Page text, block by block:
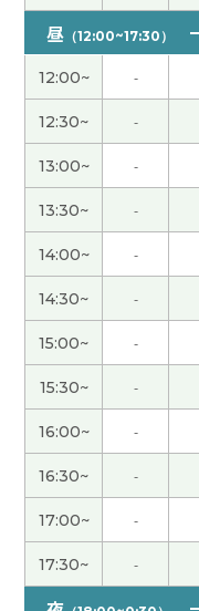
我也很开心！如果
课程。谢谢老师！
今日もありがとう
そう思ってたんで
れが顔に出てたの
くお願いします🙇
育儿真的是一件非
的真的太伟大了。
听了您的话、我深
总是为孩子操心。
快乐地长大。
谢谢老师。方向补
学习方向补语吧！
钱再多也不会是坏
点用。
昼 （12:00~17:30）
12:00~ -
12:30~ -
13:00~ -
13:30~ -
14:00~ -
14:30~ -
15:00~ -
15:30~ -
16:00~ -
16:30~ -
17:00~ -
17:30~ -